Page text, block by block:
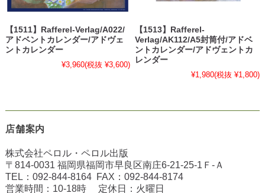
【1511】Rafferel-Verlag/A022/
アドベントカレンダー/アドヴェ
ントカレンダー
¥3,960(税抜 ¥3,600)
【1513】Rafferel-
Verlag/AK112/A5封筒付/アドベ
ントカレンダー/アドヴェントカ
レンダー
¥1,980(税抜 ¥1,800)
店舗案内
株式会社ペロル・ペロル出版
〒814-0031 福岡県福岡市早良区南庄6-21-25-1Ｆ-Ａ
TEL： 092-844-8164FAX： 092-844-8174
営業時間：10-18時 定休日：火曜日